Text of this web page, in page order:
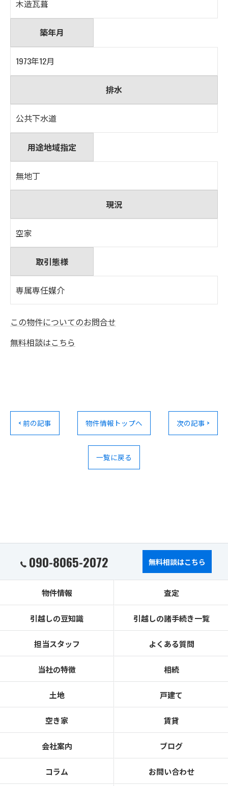
木造瓦葺
築年月
1973年12月
排水
公共下水道
用途地域指定
無地丁
現況
空家
取引態様
専属専任媒介
この物件についてのお問合せ
無料相談はこちら
< 前の記事 物件情報トップへ 次の記事 >
一覧に戻る
090-8065-2072 無料相談はこちら
物件情報 査定
引越しの豆知識 引越しの諸手続き一覧
担当スタッフ よくある質問
当社の特徴 相続
土地 戸建て
空き家 賃貸
会社案内 ブログ
コラム お問い合わせ